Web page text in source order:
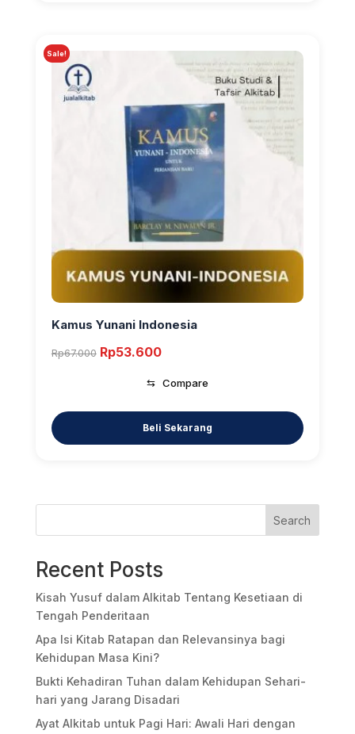
Sale!
Kamus Yunani Indonesia
Rp67.000 Original
Rp67.000.
Rp53.600Current
Rp53.600.
⇆ Compare
Search
Recent Posts
Kisah Yusuf dalam Alkitab Tentang Kesetiaan di
Tengah Penderitaan
Apa Isi Kitab Ratapan dan Relevansinya bagi
Kehidupan Masa Kini?
Bukti Kehadiran Tuhan dalam Kehidupan Sehari-
hari yang Jarang Disadari
Ayat Alkitab untuk Pagi Hari: Awali Hari dengan